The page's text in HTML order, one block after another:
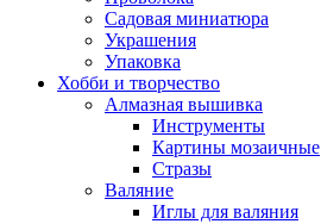
Садовая миниатюра
Украшения
Упаковка
Хобби и творчество
Алмазная вышивка
Инструменты
Картины мозаичные
Стразы
Валяние
Иглы для валяния